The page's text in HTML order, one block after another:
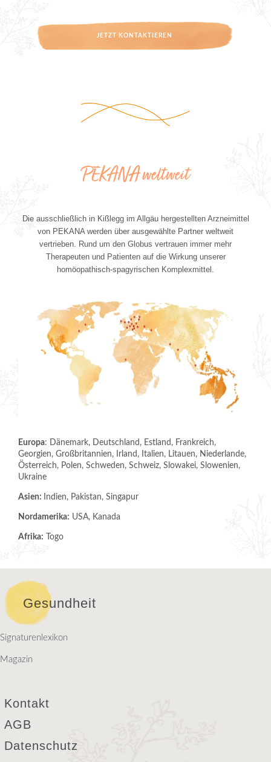
JETZT KONTAKTIEREN
PEKANA weltweit
Die ausschließlich in Kißlegg im Allgäu hergestellten Arzneimittel
von PEKANA werden über ausgewählte Partner weltweit
vertrieben. Rund um den Globus vertrauen immer mehr
Therapeuten und Patienten auf die Wirkung unserer
homöopathisch-spagyrischen Komplexmittel.
Europa: Dänemark, Deutschland, Estland, Frankreich,
Georgien, Großbritannien, Irland, Italien, Litauen, Niederlande,
Österreich, Polen, Schweden, Schweiz, Slowakei, Slowenien,
Ukraine
Asien: Indien, Pakistan, Singapur
Nordamerika: USA, Kanada
Afrika: Togo
Gesundheit
Signaturenlexikon
Magazin
Kontakt
AGB
Datenschutz